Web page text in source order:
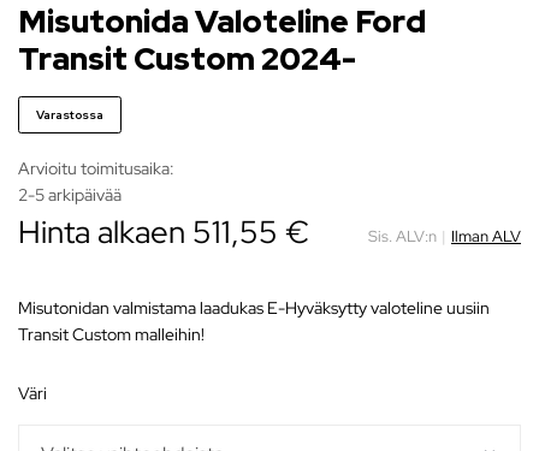
Misutonida Valoteline Ford
Transit Custom 2024-
Varastossa
Arvioitu toimitusaika:
2-5 arkipäivää
Hinta alkaen 511,55 € Sis. ALV:n | Ilman ALV
Misutonidan valmistama laadukas E-Hyväksytty valoteline uusiin
Transit Custom malleihin!
väri